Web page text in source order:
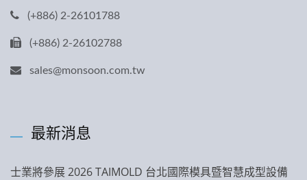
(+886) 2-26101788
(+886) 2-26102788
sales@monsoon.com.tw
最新消息
士業將參展 2026 TAIMOLD 台北國際模具暨智慧成型設備